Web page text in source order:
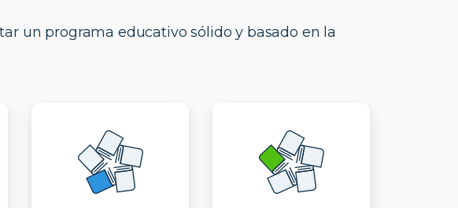
un programa educativo sólido y basado en la